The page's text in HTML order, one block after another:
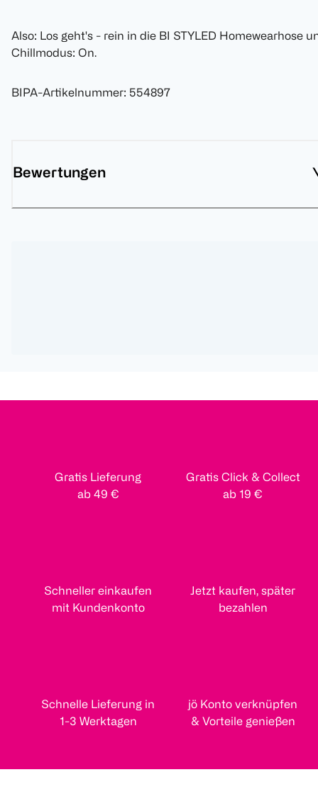
Also: Los geht's - rein in die BI STYLED Homewearhose
Chillmodus: On.
BIPA-Artikelnummer: 554897
Bewertungen
Gratis Lieferung
ab 49 €
Gratis Click & Collect
ab 19 €
Schneller einkaufen
mit Kundenkonto
Jetzt kaufen, später
bezahlen
Schnelle Lieferung in
1-3 Werktagen
jö Konto verknüpfen
& Vorteile genießen